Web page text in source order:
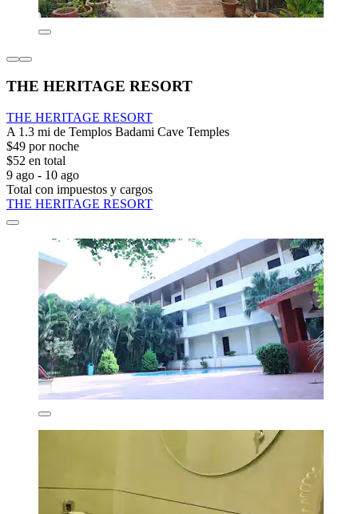
THE HERITAGE RESORT
THE HERITAGE RESORT
A 1.3 mi de Templos Badami Cave Temples
$49 por noche
$52 en total
9 ago - 10 ago
Total con impuestos y cargos
THE HERITAGE RESORT